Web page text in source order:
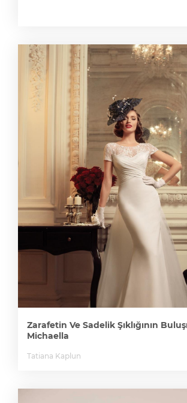
Zarafetin Ve Sadelik Şıklığının
Michaella
Tatiana Kaplun